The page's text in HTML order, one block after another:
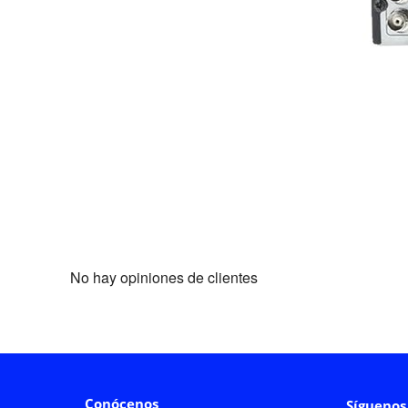
No hay opiniones de clientes
Conócenos